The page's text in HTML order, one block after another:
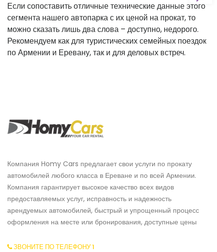
Если сопоставить отличные технические данные этого
сегмента нашего автопарка с их ценой на прокат, то
можно сказать лишь два слова – доступно, недорого.
Рекомендуем как для туристических семейных поездок
по Армении и Еревану, так и для деловых встреч.
Компания Homy Cars предлагает свои услуги по прокату
автомобилей любого класса в Ереване и по всей Армении.
Компания гарантирует высокое качество всех видов
предоставляемых услуг, исправность и надежность
арендуемых автомобилей, быстрый и упрощенный процесс
оформления на месте или бронирования, доступные цены
ЗВОНИТЕ ПО ТЕЛЕФОНУ 1